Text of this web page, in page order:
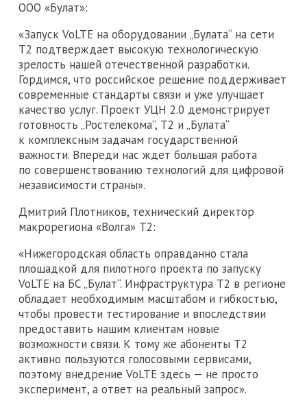
ООО «Булат»:
«Запуск VoLTE на оборудовании „Булата“ на сети
Т2 подтверждает высокую технологическую
зрелость нашей отечественной разработки.
Гордимся, что российское решение поддерживает
современные стандарты связи и уже улучшает
качество услуг. Проект УЦН 2.0 демонстрирует
готовность „Ростелекома“, Т2 и „Булата“
к комплексным задачам государственной
важности. Впереди нас ждет большая работа
по совершенствованию технологий для цифровой
независимости страны».
Дмитрий Плотников, технический директор
макрорегиона «Волга» T2:
«Нижегородская область оправданно стала
площадкой для пилотного проекта по запуску
VoLTE на БС „Булат“. Инфраструктура Т2 в регионе
обладает необходимым масштабом и гибкостью,
чтобы провести тестирование и впоследствии
предоставить нашим клиентам новые
возможности связи. К тому же абоненты Т2
активно пользуются голосовыми сервисами,
поэтому внедрение VoLTE здесь — не просто
эксперимент, а ответ на реальный запрос».